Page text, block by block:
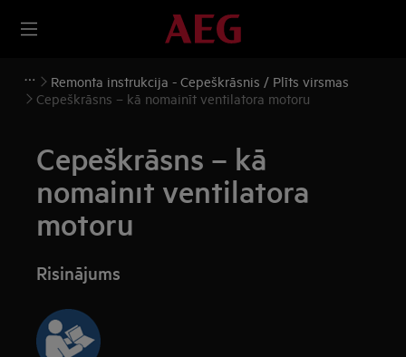
Remonta instrukcija - Cepeškrāsnis / Plīts virsmas
Cepeškrāsns – kā nomainīt ventilatora motoru
Cepeškrāsns – kā
nomainīt ventilatora
motoru
Risinājums